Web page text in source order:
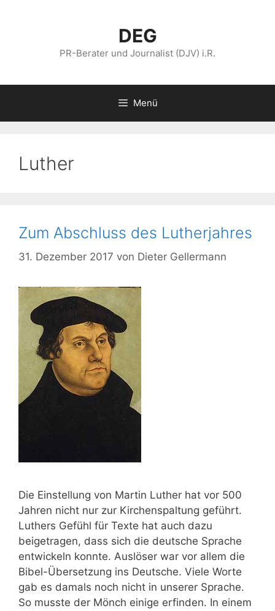
DEG
PR-Berater und Journalist (DJV) i.R.
Menü
Luther
Zum Abschluss des Lutherjahres
31. Dezember 2017 von Dieter Gellermann
Die Einstellung von Martin Luther hat vor 500
Jahren nicht nur zur Kirchenspaltung geführt.
Luthers Gefühl für Texte hat auch dazu
beigetragen, dass sich die deutsche Sprache
entwickeln konnte. Auslöser war vor allem die
Bibel-Übersetzung ins Deutsche. Viele Worte
gab es damals noch nicht in unserer Sprache.
So musste der Mönch einige erfinden. In einem